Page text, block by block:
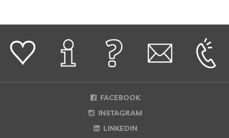
FACEBOOK
INSTAGRAM
LINKEDIN